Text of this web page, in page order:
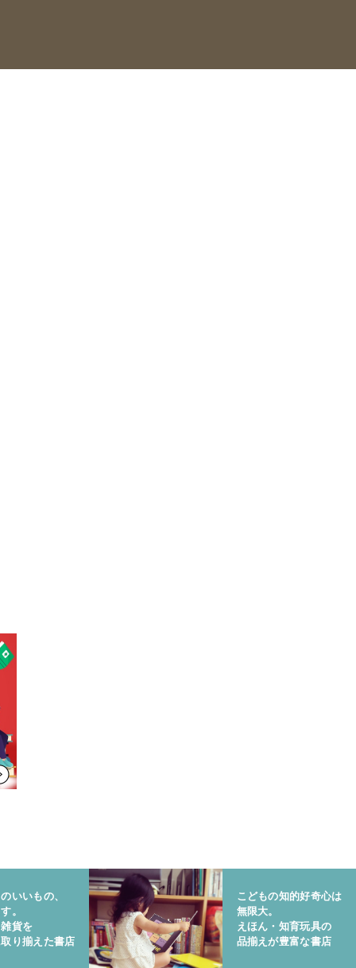
いいもの、
。
貨を
り揃えた書店
こどもの知的好奇心は
無限大。
えほん・知育玩具の
品揃えが豊富な書店